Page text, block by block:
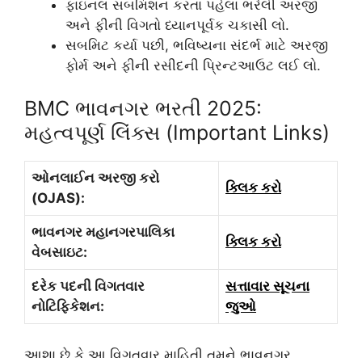
ફાઇનલ સબમિશન કરતા પહેલા ભરેલી અરજી
અને ફીની વિગતો ધ્યાનપૂર્વક ચકાસી લો.
સબમિટ કર્યા પછી, ભવિષ્યના સંદર્ભ માટે અરજી
ફોર્મ અને ફીની રસીદની પ્રિન્ટઆઉટ લઈ લો.
BMC ભાવનગર ભરતી 2025:
મહત્વપૂર્ણ લિંક્સ (Important Links)
ઓનલાઈન અરજી કરો
(OJAS):
ક્લિક કરો
ભાવનગર મહાનગરપાલિકા
વેબસાઇટ:
ક્લિક કરો
દરેક પદની વિગતવાર
નોટિફિકેશન:
સત્તાવાર સૂચના
જુઓ
આશા છે કે આ વિગતવાર માહિતી તમને ભાવનગર